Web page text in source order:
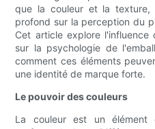
que la couleur et la
profond sur la perception du
Cet article explore
sur la psychologie de
comment ces éléments
une identité de marque forte.
Le pouvoir des couleurs
La couleur est un élément